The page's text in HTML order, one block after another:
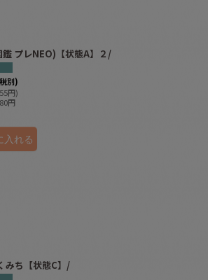
プレNEO)【状態A】２/
別)
円)
円
入れる
みち【状態C】/